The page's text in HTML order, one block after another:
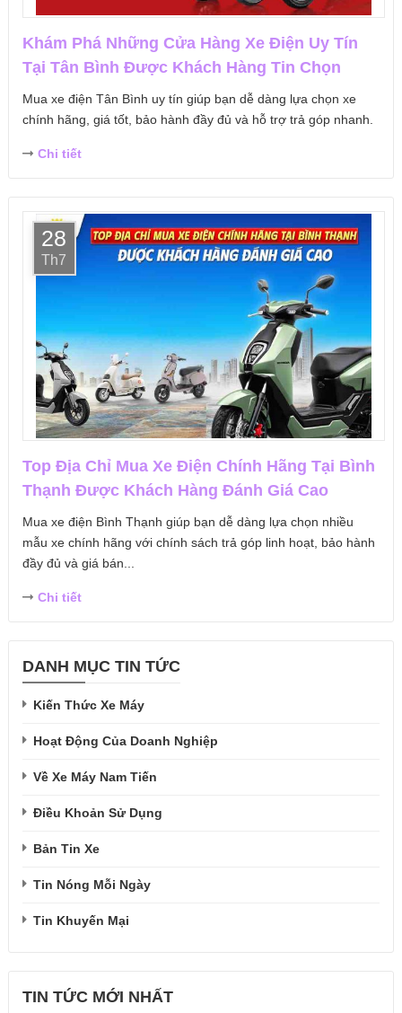
Khám Phá Những Cửa Hàng Xe Điện Uy Tín
Tại Tân Bình Được Khách Hàng Tin Chọn
Mua xe điện Tân Bình uy tín giúp bạn dễ dàng lựa chọn xe
chính hãng, giá tốt, bảo hành đầy đủ và hỗ trợ trả góp nhanh.
Chi tiết
28
Th7
Top Địa Chỉ Mua Xe Điện Chính Hãng Tại Bình
Thạnh Được Khách Hàng Đánh Giá Cao
Mua xe điện Bình Thạnh giúp bạn dễ dàng lựa chọn nhiều
mẫu xe chính hãng với chính sách trả góp linh hoạt, bảo hành
đầy đủ và giá bán...
Chi tiết
DANH MỤC TIN TỨC
Kiến Thức Xe Máy
Hoạt Động Của Doanh Nghiệp
Về Xe Máy Nam Tiến
Điều Khoản Sử Dụng
Bản Tin Xe
Tin Nóng Mỗi Ngày
Tin Khuyến Mại
TIN TỨC MỚI NHẤT